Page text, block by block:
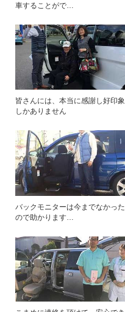
車することがで…
皆さんには、本当に感謝し好印象
しかありません
バックモニターは今までなかった
ので助かります…